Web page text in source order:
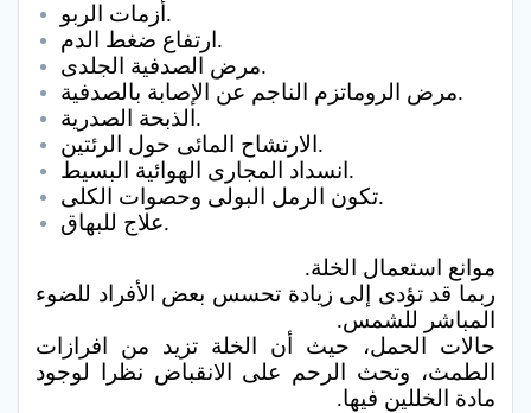
أزمات الربو.
ارتفاع ضغط الدم.
مرض الصدفية الجلدى.
مرض الروماتزم الناجم عن الإصابة بالصدفية.
الذبحة الصدرية.
الارتشاح المائى حول الرئتين.
انسداد المجارى الهوائية البسيط.
تكون الرمل البولى وحصوات الكلى.
علاج للبهاق.
موانع استعمال الخلة.
ربما قد تؤدى إلى زيادة تحسس بعض الأفراد للضوء
المباشر للشمس.
حالات الحمل، حيث أن الخلة تزيد من افرازات
الطمث، وتحث الرحم على الانقباض نظرا لوجود
مادة الخللين فيها.